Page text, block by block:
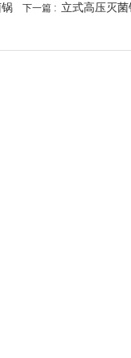
下一篇 : 立式高压灭